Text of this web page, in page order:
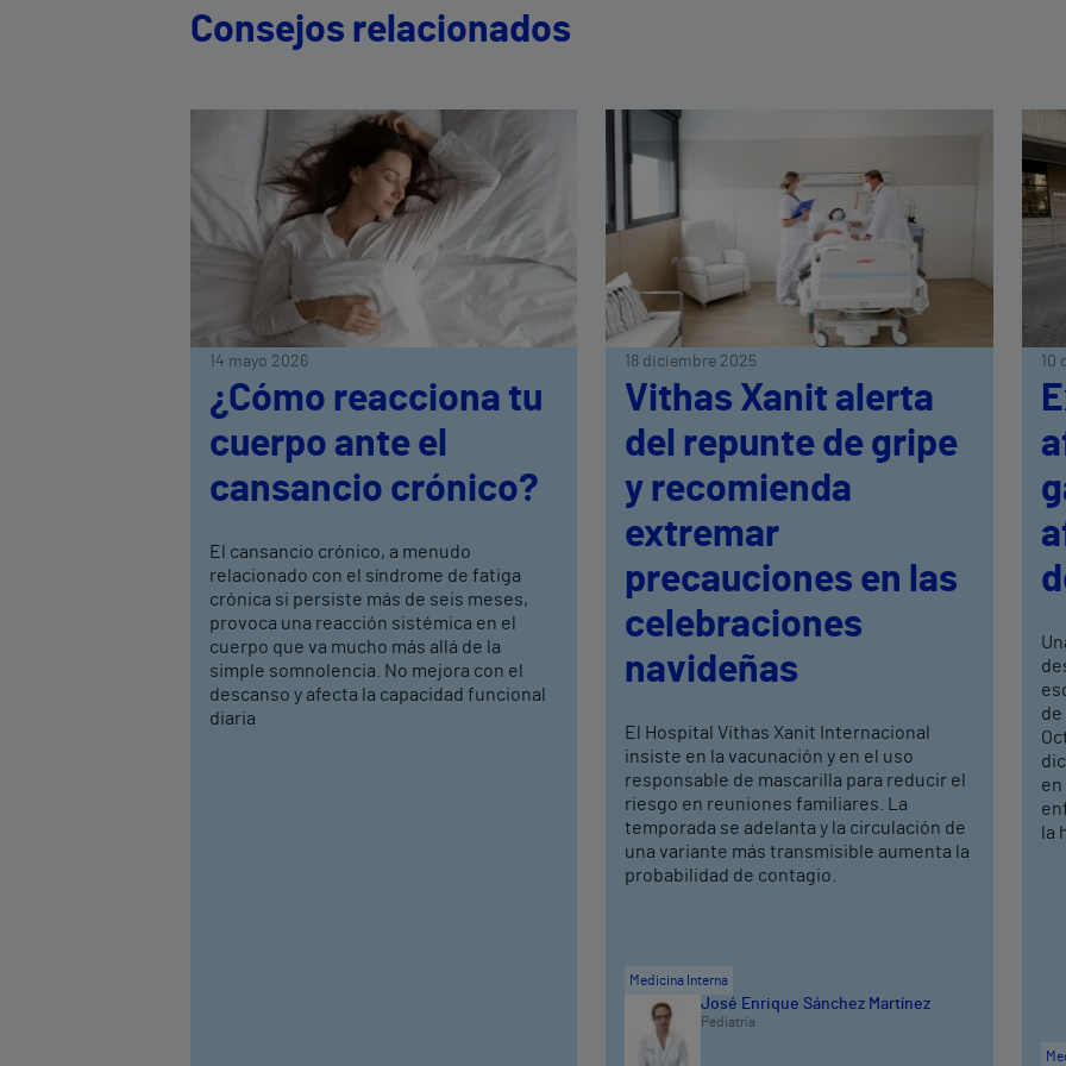
Consejos relacionados
14 mayo 2026
¿Cómo reacciona tu
cuerpo ante el
cansancio crónico?
El cansancio crónico, a menudo
relacionado con el síndrome de fatiga
crónica si persiste más de seis meses,
provoca una reacción sistémica en el
cuerpo que va mucho más allá de la
simple somnolencia. No mejora con el
descanso y afecta la capacidad funcional
diaria
18 diciembre 2025
Vithas Xanit alerta
del repunte de gripe
y recomienda
extremar
precauciones en las
celebraciones
navideñas
El Hospital Vithas Xanit Internacional
insiste en la vacunación y en el uso
responsable de mascarilla para reducir el
riesgo en reuniones familiares. La
temporada se adelanta y la circulación de
una variante más transmisible aumenta la
probabilidad de contagio.
Medicina Interna
José Enrique Sánchez Martínez
Pediatría
10
de
en
la